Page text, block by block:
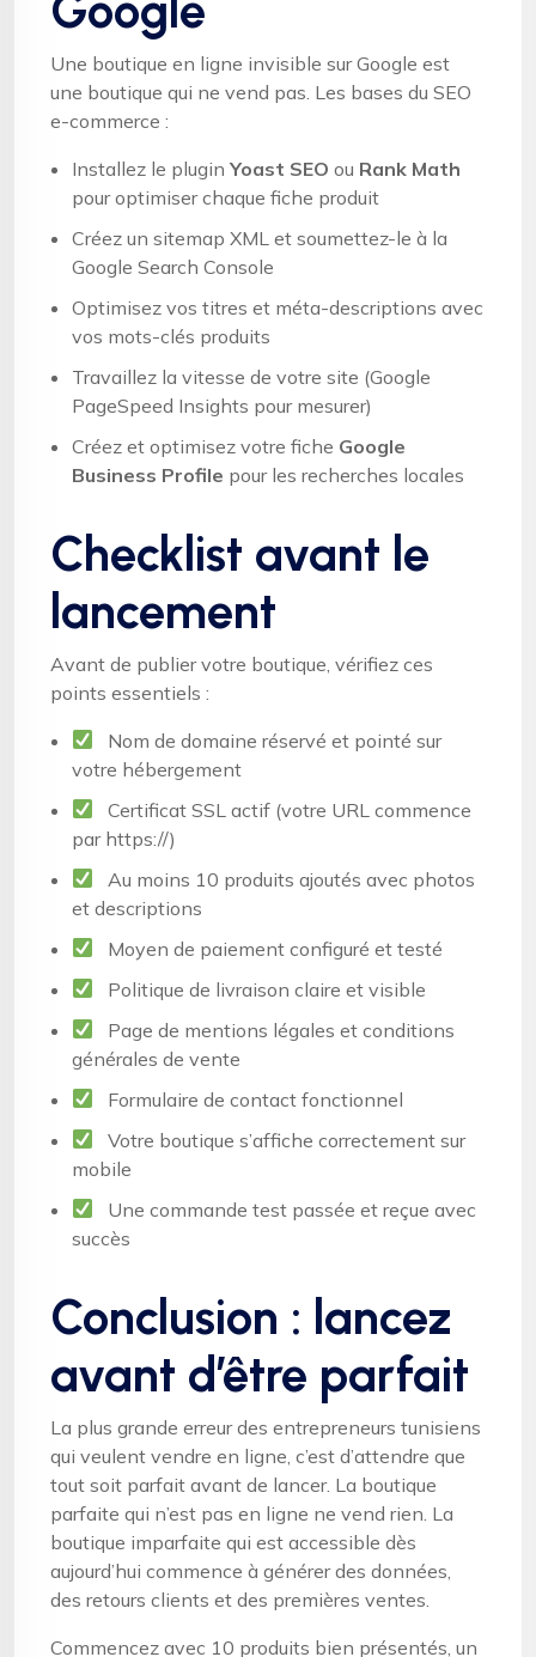
Une boutique en ligne invisible sur Google est
une boutique qui ne vend pas. Les bases du SEO
e-commerce :
Installez le plugin Yoast SEO ou Rank Math
pour optimiser chaque fiche produit
Créez un sitemap XML et soumettez-le à la
Google Search Console
Optimisez vos titres et méta-descriptions avec
vos mots-clés produits
Travaillez la vitesse de votre site (Google
PageSpeed Insights pour mesurer)
Créez et optimisez votre fiche Google
Business Profile pour les recherches locales
Checklist avant le
lancement
Avant de publier votre boutique, vérifiez ces
points essentiels :
Nom de domaine réservé et pointé sur
votre hébergement
Certificat SSL actif (votre URL commence
par https://)
Au moins 10 produits ajoutés avec photos
et descriptions
Moyen de paiement configuré et testé
Politique de livraison claire et visible
Page de mentions légales et conditions
générales de vente
Formulaire de contact fonctionnel
Votre boutique s’affiche correctement sur
mobile
Une commande test passée et reçue avec
succès
Conclusion : lancez
avant d’être parfait
La plus grande erreur des entrepreneurs tunisiens
qui veulent vendre en ligne, c’est d’attendre que
tout soit parfait avant de lancer. La boutique
parfaite qui n’est pas en ligne ne vend rien. La
boutique imparfaite qui est accessible dès
aujourd’hui commence à générer des données,
des retours clients et des premières ventes.
Commencez avec 10 produits bien présentés, un